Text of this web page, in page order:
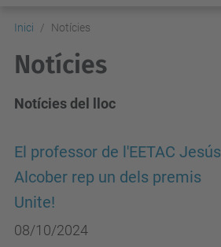
Inici Notícies
Notícies
Notícies del lloc
El professor de l'EETAC Jesús
Alcober rep un dels premis
Unite!
08/10/2024